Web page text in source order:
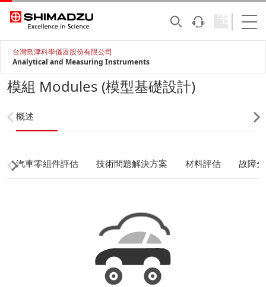
台灣島津科學儀器股份有限公司
Analytical and Measuring Instruments
模組 Modules (模型基礎設計)
概述
汽車零組件評估 技術問題解決方案 材料評估 故障